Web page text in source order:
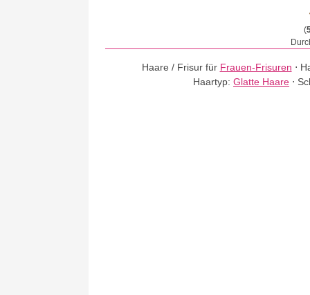
(
Haare / Frisur für Frauen-Frisuren ⋅
Haartyp:Glatte Haare ⋅